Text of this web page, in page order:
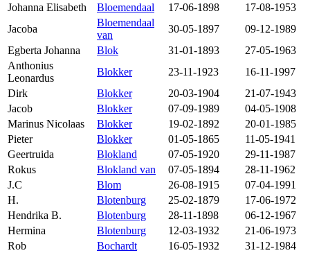
Johanna Elisabeth
Bloemendaal 17-06-1898
17-08-1953
Jacoba
Bloemendaal
van
30-05-1897
09-12-1989
Egberta Johanna
Blok 31-01-1893
27-05-1963
Anthonius
Leonardus
Blokker 23-11-1923
16-11-1997
Dirk
Blokker 20-03-1904
21-07-1943
Jacob
Blokker 07-09-1989
04-05-1908
Marinus Nicolaas
Blokker 19-02-1892
20-01-1985
Pieter
Blokker 01-05-1865
11-05-1941
Geertruida
Blokland 07-05-1920
29-11-1987
Rokus
Blokland van 07-05-1894
28-11-1962
J.C
Blom 26-08-1915
07-04-1991
H.
Blotenburg 25-02-1879
17-06-1972
Hendrika B.
Blotenburg 28-11-1898
06-12-1967
Hermina
Blotenburg 12-03-1932
21-06-1973
Rob
Bochardt 16-05-1932
31-12-1984